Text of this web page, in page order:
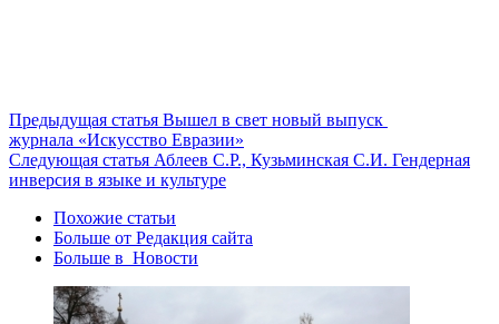
Предыдущая статья Вышел в свет новый выпуск
журнала «Искусство Евразии»
Следующая статья Аблеев С.Р., Кузьминская С.И. Гендерная
инверсия в языке и культуре
Похожие статьи
Больше от Редакция cайта
Больше в Новости